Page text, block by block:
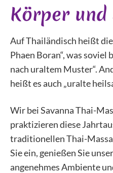
Körper und
Auf Thailändisch heißt
Phaen Boran“, was
nach uraltem Muster“.
heißt es auch „uralte
Wir bei Savanna Thai-
praktizieren diese
traditionellen Thai-
Sie ein, genießen Sie
angenehmes Ambiente